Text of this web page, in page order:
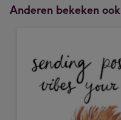
Anderen bekeken ook